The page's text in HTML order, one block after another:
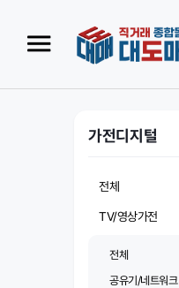
가전디지털
전체
TV/영상가전
전체
공유기/네트워크